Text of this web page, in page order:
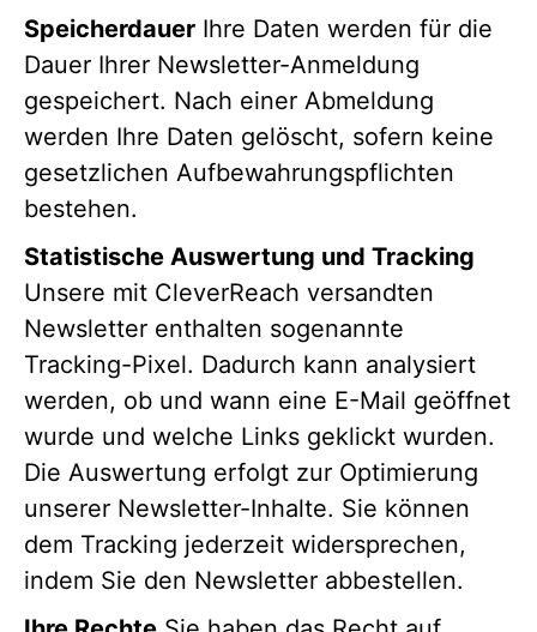
Speicherdauer Ihre Daten werden für die
Dauer Ihrer Newsletter-Anmeldung
gespeichert. Nach einer Abmeldung
werden Ihre Daten gelöscht, sofern keine
gesetzlichen Aufbewahrungspflichten
bestehen.
Statistische Auswertung und Tracking
Unsere mit CleverReach versandten
Newsletter enthalten sogenannte
Tracking-Pixel. Dadurch kann analysiert
werden, ob und wann eine E-Mail geöffnet
wurde und welche Links geklickt wurden.
Die Auswertung erfolgt zur Optimierung
unserer Newsletter-Inhalte. Sie können
dem Tracking jederzeit widersprechen,
indem Sie den Newsletter abbestellen.